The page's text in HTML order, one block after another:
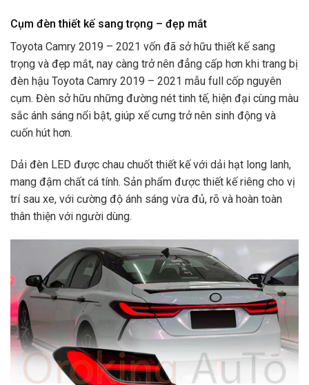
Cụm đèn thiết kế sang trọng – đẹp mắt
Toyota Camry 2019 – 2021 vốn đã sở hữu thiết kế sang
trọng và đẹp mắt, nay càng trở nên đẳng cấp hơn khi trang bị
đèn hậu Toyota Camry 2019 – 2021 mẫu full cốp nguyên
cụm. Đèn sở hữu những đường nét tinh tế, hiện đại cùng màu
sắc ánh sáng nổi bật, giúp xế cưng trở nên sinh động và
cuốn hút hơn.
Dải đèn LED được chau chuốt thiết kế với dải hạt long lanh,
mang đậm chất cá tính. Sản phẩm được thiết kế riêng cho vị
trí sau xe, với cường độ ánh sáng vừa đủ, rõ và hoàn toàn
thân thiện với người dùng.